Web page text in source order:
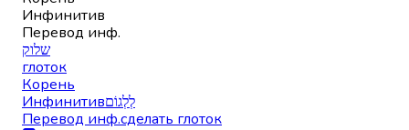
Инфинитив
Перевод инф.
שלוק
глоток
Корень
Инфинитивלְלְגוֹם
Перевод инф.сделать глоток